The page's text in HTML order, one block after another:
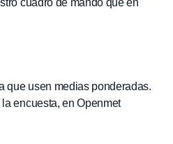
cuadro de mando que en
que usen medias ponderadas.
encuesta, en Openmet